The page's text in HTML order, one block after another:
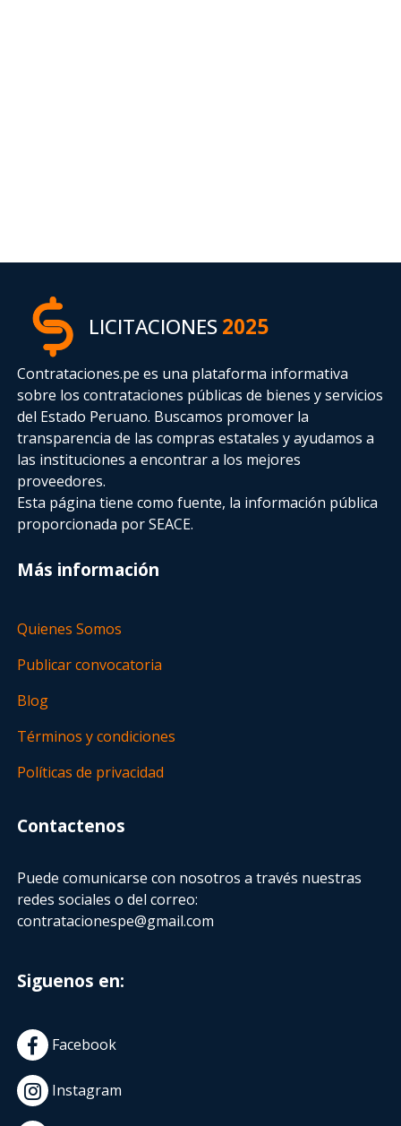
LICITACIONES2025
Contrataciones.pe es una plataforma informativa
sobre los contrataciones públicas de bienes y servicios
del Estado Peruano. Buscamos promover la
transparencia de las compras estatalesy ayudamos a
las instituciones a encontrar a los mejores
proveedores.
Esta página tiene como fuente, la información pública
proporcionada por SEACE.
Más información
Quienes Somos
Publicar convocatoria
Blog
Términos y condiciones
Políticas de privacidad
Contactenos
Puede comunicarse con nosotros a través nuestras
redes sociales o del correo:
contratacionespe@gmail.com
Siguenos en:
Facebook
Instagram